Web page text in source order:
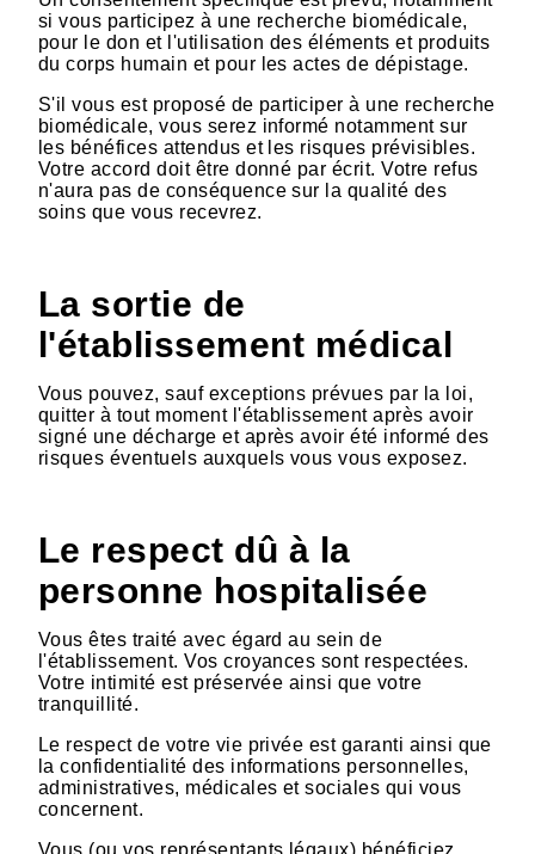
si vous participez à une recherche biomédicale,
pour le don et l'utilisation des éléments et produits
du corps humain et pour les actes de dépistage.
S'il vous est proposé de participer à une recherche
biomédicale, vous serez informé notamment sur
les bénéfices attendus et les risques prévisibles.
Votre accord doit être donné par écrit. Votre refus
n'aura pas de conséquence sur la qualité des
soins que vous recevrez.
La sortie de
l'établissement médical
Vous pouvez, sauf exceptions prévues par la loi,
quitter à tout moment l'établissement après avoir
signé une décharge et après avoir été informé des
risques éventuels auxquels vous vous exposez.
Le respect dû à la
personne hospitalisée
Vous êtes traité avec égard au sein de
l'établissement. Vos croyances sont respectées.
Votre intimité est préservée ainsi que votre
tranquillité.
Le respect de votre vie privée est garanti ainsi que
la confidentialité des informations personnelles,
administratives, médicales et sociales qui vous
concernent.
Vous (ou vos représentants légaux) bénéficiez